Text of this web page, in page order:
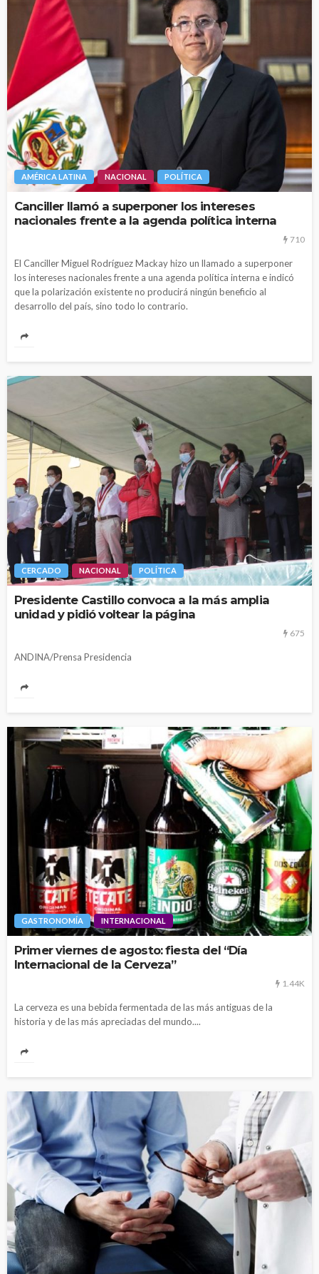
AMÉRICA LATINA NACIONAL POLÍTICA
Canciller llamó a superponer los intereses
nacionales frente a la agenda política interna
710
El Canciller Miguel Rodríguez Mackay hizo un llamado a superponer
los intereses nacionales frente a una agenda política interna e indicó
que la polarización existente no producirá ningún beneficio al
desarrollo del país, sino todo lo contrario.
CERCADO NACIONAL POLÍTICA
Presidente Castillo convoca a la más amplia
unidad y pidió voltear la página
675
ANDINA/Prensa Presidencia
GASTRONOMÍA INTERNACIONAL
Primer viernes de agosto: fiesta del “Día
Internacional de la Cerveza”
1.44K
La cerveza es una bebida fermentada de las más antiguas de la
historia y de las más apreciadas del mundo....